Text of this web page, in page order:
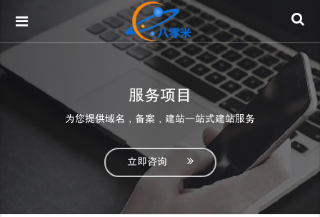
服务项目
为您提供域名，备案，建站一站式建站服务
立即咨询